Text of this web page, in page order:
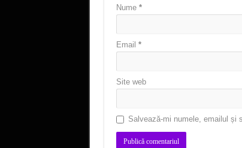
Nume *
Email *
Site web
Salvează-mi numele, emailul și